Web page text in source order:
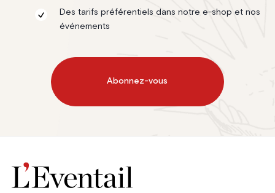
Des tarifs préférentiels dans notre e-shop et nos
événements
Abonnez-vous